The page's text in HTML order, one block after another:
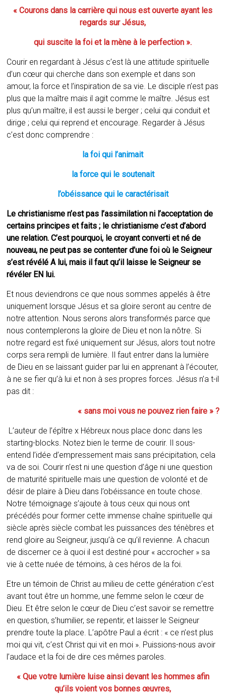
« Courons dans la carrière qui nous est ouverte ayant les
regards sur Jésus,
qui suscite la foi et la mène à le perfection ».
Courir en regardant à Jésus c’est là une attitude spirituelle
d’un cœur qui cherche dans son exemple et dans son
amour, la force et l’inspiration de sa vie. Le disciple n’est pas
plus que la maître mais il agit comme le maître. Jésus est
plus qu’un maître, il est aussi le berger ; celui qui conduit et
dirige ; celui qui reprend et encourage. Regarder à Jésus
c’est donc comprendre :
la foi qui l’animait
la force qui le soutenait
l’obéissance qui le caractérisait
Le christianisme n’est pas l’assimilation ni l’acceptation de
certains principes et faits ; le christianisme c’est d’abord
une relation. C’est pourquoi, le croyant converti et né de
nouveau, ne peut pas se contenter d’une foi où le Seigneur
s’est révélé A lui, mais il faut qu’il laisse le Seigneur se
révéler EN lui.
Et nous deviendrons ce que nous sommes appelés à être
uniquement lorsque Jésus et sa gloire seront au centre de
notre attention. Nous serons alors transformés parce que
nous contemplerons la gloire de Dieu et non la nôtre. Si
notre regard est fixé uniquement sur Jésus, alors tout notre
corps sera rempli de lumière. Il faut entrer dans la lumière
de Dieu en se laissant guider par lui en apprenant à l’écouter,
à ne se fier qu’à lui et non à ses propres forces. Jésus n’a t-il
pas dit :
« sans moi vous ne pouvez rien faire » ?
L’auteur de l’épître x Hébreux nous place donc dans les
starting-blocks. Notez bien le terme de courir. Il sous-
entend l’idée d’empressement mais sans précipitation, cela
va de soi. Courir n’est ni une question d’âge ni une question
de maturité spirituelle mais une question de volonté et de
désir de plaire à Dieu dans l’obéissance en toute chose.
Notre témoignage s’ajoute à tous ceux qui nous ont
précédés pour former cette immense chaîne spirituelle qui
siècle après siècle combat les puissances des ténèbres et
rend gloire au Seigneur, jusqu’à ce qu’il revienne. A chacun
de discerner ce à quoi il est destiné pour « accrocher » sa
vie à cette nuée de témoins, à ces héros de la foi.
Etre un témoin de Christ au milieu de cette génération c’est
avant tout être un homme, une femme selon le cœur de
Dieu. Et être selon le cœur de Dieu c’est savoir se remettre
en question, s’humilier, se repentir, et laisser le Seigneur
prendre toute la place. L’apôtre Paul a écrit : « ce n’est plus
moi qui vit, c’est Christ qui vit en moi ». Puissions-nous avoir
l’audace et la foi de dire ces mêmes paroles.
« Que votre lumière luise ainsi devant les hommes afin
qu’ils voient vos bonnes œuvres,